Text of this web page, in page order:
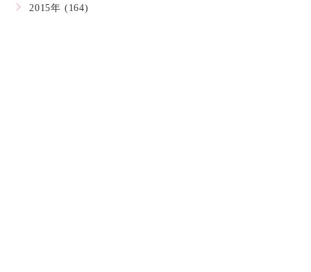
2015年 (164)